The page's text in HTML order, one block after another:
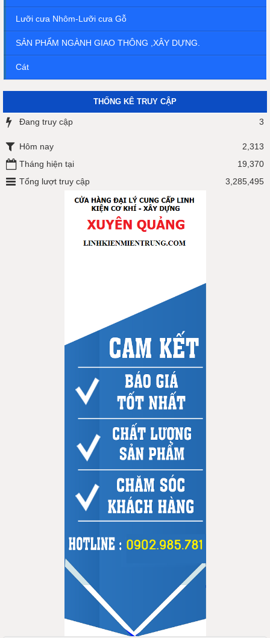
Lưỡi cưa Nhôm-Lưỡi cưa Gỗ
SẢN PHẨM NGÀNH GIAO THÔNG ,XÂY DỰNG.
Cát
THỐNG KÊ TRUY CẬP
Đang truy cập 3
Hôm nay
2,313
Tháng hiện tại
19,370
Tổng lượt truy cập
3,285,495